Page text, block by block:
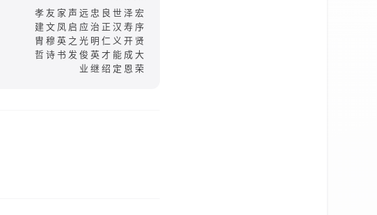
孝友家声远忠良世泽宏
建文凤启应治正汉寿序
胄穆英之光明仁义开贤
哲诗书发俊英才能成大
业继绍定恩荣